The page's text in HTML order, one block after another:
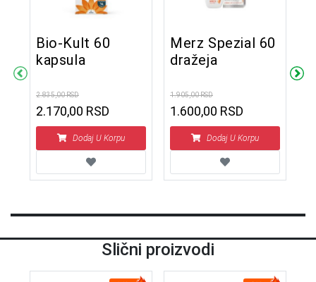
Bio-Kult 60
kapsula
2.835,00 RSD
2.170,00 RSD
Dodaj U Korpu
Merz Spezial 60
dražeja
1.905,00 RSD
1.600,00 RSD
Dodaj U Korpu
Slični proizvodi